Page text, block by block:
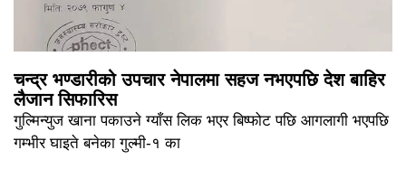
चन्द्र भण्डारीको उपचार नेपालमा सहज नभएपछि देश बाहिर
लैजान सिफारिस
गुल्मिन्युज खाना पकाउने ग्याँस लिक भएर बिष्फोट पछि आगलागी भएपछि
गम्भीर घाइते बनेका गुल्मी-१ का